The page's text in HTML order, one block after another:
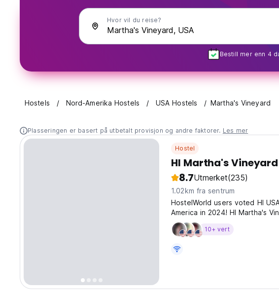
Hvor vil du reise?
Bestill mer enn 4
Hostels Nord-Amerika Hostels USA Hostels Martha's Vineyard
Plasseringen er basert på utbetalt provisjon og andre faktorer. Les mer
Hostel
HI Martha's Vineyard
8.7Utmerket(235)
1.02km fra sentrum
HostelWorld users voted HI
America in 2024! HI Martha's
hostel in the USA. It has a
meals, a dining area and two
10+ vert